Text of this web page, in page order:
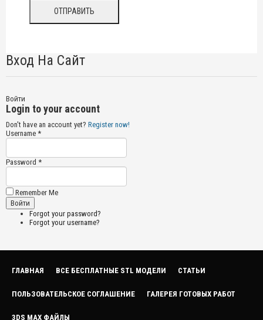
Вход На Сайт
Войти
Login to your account
Don't have an account yet? Register now!
Username *
Password *
Remember Me
Forgot your password?
Forgot your username?
ГЛАВНАЯ ВСЕ БЕСПЛАТНЫЕ STL МОДЕЛИ СТАТЬИ
ПОЛЬЗОВАТЕЛЬСКОЕ СОГЛАШЕНИЕ ГАЛЕРЕЯ ГОТОВЫХ РАБОТ
3DS MAX ФАЙЛЫ